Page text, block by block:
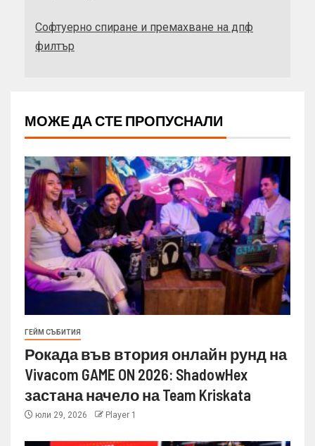
Софтуерно спиране и премахване на дпф
филтър
МОЖЕ ДА СТЕ ПРОПУСНАЛИ
ГЕЙМ СЪБИТИЯ
Рокада във втория онлайн рунд на
Vivacom GAME ON 2026: ShadowHex
застана начело на Team Kriskata
юли 29, 2026 Player 1